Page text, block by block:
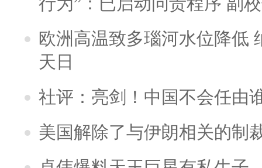
欧洲高温致多瑙河水位降低
天日
社评：亮剑！中国不会任由
美国解除了与伊朗相关的制